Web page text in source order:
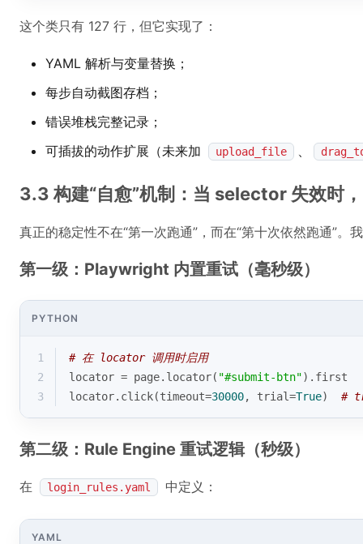
这个类只有 127 行，但它实现了：
YAML 解析与变量替换；
每步自动截图存档；
错误堆栈完整记录；
可插拔的动作扩展（未来加
upload_file 、
3.3 构建“自愈”机制：当 selector 失效时
真正的稳定性不在“第一次跑通”，而在“第十次依然跑通”。
第一级：Playwright 内置重试（毫秒级）
PYTHON
1
# 在 locator 调用时启用
2
locator = page.locator( "#submit-btn").first
3
locator.click(timeout=30000, trial=True) #
第二级：Rule Engine 重试逻辑（秒级）
在 login_rules.yaml 中定义：
YAML